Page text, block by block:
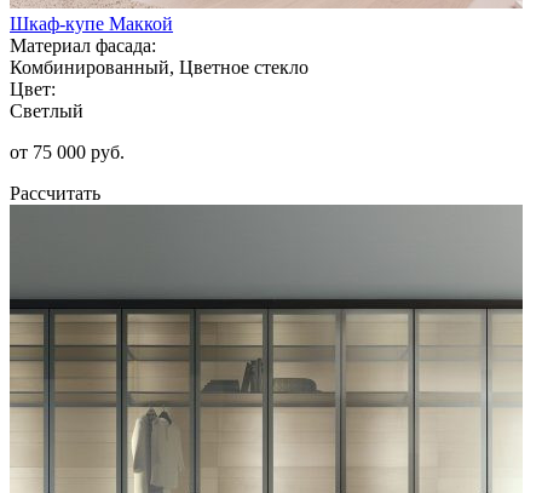
Шкаф-купе Маккой
Материал фасада:
Комбинированный, Цветное стекло
Цвет:
Светлый
от 75 000 руб.
Рассчитать